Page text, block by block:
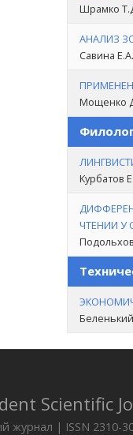
Шрамко
АНАЛИЗ
Савина
Мощенко
Курбатов
ЧТЕНИИ У
Scientific
журнал | ISSN 2310-